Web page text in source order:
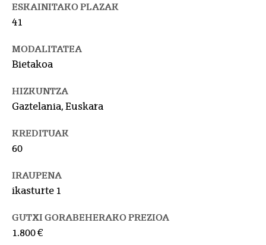
ESKAINITAKO PLAZAK
41
MODALITATEA
Bietakoa
HIZKUNTZA
Gaztelania, Euskara
KREDITUAK
60
IRAUPENA
ikasturte 1
GUTXI GORABEHERAKO PREZIOA
1.800 €